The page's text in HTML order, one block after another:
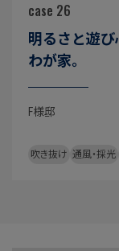
case 26
明るさと遊
わが家。
F様邸
吹き抜け 通風・採光